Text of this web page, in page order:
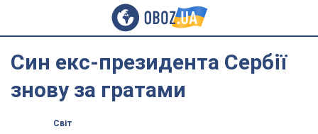
Син екс-президента Сербії
знову за гратами
Світ